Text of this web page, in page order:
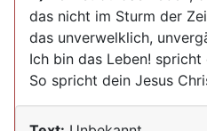
das nicht im Sturm der
das unverwelklich,
Ich bin das Leben! spricht
So spricht dein Jesus